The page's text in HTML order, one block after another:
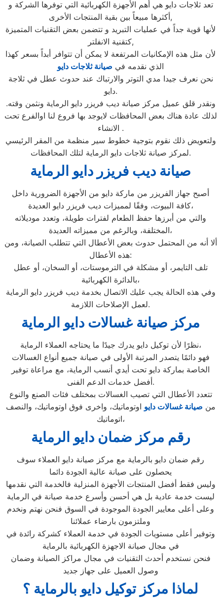
تعد ثلاجات دايو هي أهم الأجهزة الكهربائية التي توفرها الشركة و
أكثرها مبيعاً بين بقية المنتجات الأخرى,
لأنها قوية جداً في عمليات التبريد و تتضمن بعض التقنيات المتميزة
كتقنية الانفلتر,
لأن مثل هذه الإمكانيات المرتفعة لا يمكن أن تتوافر أبداً بسعر كهذا
الذي نقدمه في صيانة ثلاجات دايو
نحن نعرف جيدا مدي التوتر والارتباك عند حدوث عطل في ثلاجة
دايو.
ونقدر قلق عميل مركز صيانة ديب فريزر دايو الرماية ونثمن وقته.
لذلك عادة هناك بعض المحافظات لايوجد بها فروع لنا اوالفرع تحت
الانشاء .
ولتعويض ذلك نقوم بتوجية خطوط سير منظمة من المقر الرئيسي
لمركز صيانة ثلاجات دايو الرماية لتلك المحافظات.
صيانة ديب فريزر دايو الرماية
أصبح جهاز الفريزر من ماركة دايو من الأجهزة الضرورية داخل
كافة البيوت، وفقًا لمميزات ديب فريزر دايو العديدة،
والتي من أبرزها حفظ الطعام لفترات طويلة، وتعدد موديلاته
المختلفة، وبالرغم من مميزاته العديدة،
ألا أنه من المحتمل حدوث بعض الأعطال التي تتطلب الصيانة، ومن
هذه الأعطال:
تلف التايمر، أو مشكلة في الترموستات، أو السخان، أو عطل
بالدائرة الكهربائية،
وفي هذه الحالة يجب عليك الاتصال بخدمة ديب فريزر دايو الرماية
لعمل الإصلاحات اللازمة.
مركز صيانة غسالات دايو الرماية
نظرًا لأن توكيل دايو يدرك جيدًا ما يحتاجه العملاء الرماية،
فهو دائمًا يتصدر المرتبة الأولى في صيانة جميع أنواع الغسالات
الخاصة بماركة دايو تحت أيدي أنسب الرماية، مع مراعاة توفير
أفضل خدمات الدعم الفنى.
تتعدد الأعطال التي تصيب الغسالات بمختلف فئات الصنع والنوع
من صيانة غسالات دايو اوتوماتيك، واخرى فوق اوتوماتيك، والنصف
اتوماتيك،
رقم مركز ضمان دايو الرماية
رقم ضمان دايو بالرماية مع مركز صيانة دايو العملاء سوف
يحصلون على صيانة عالية الجودة دائما
وليس فقط أفضل المنتجات الأجهزة المنزلية فالخدمة التي نقدمها
ليست خدمة عادية بل هي أحسن وأسرع خدمة صيانة في الرماية
وعلى أعلى معايير الجودة الموجودة في السوق فنحن نهتم ونخدم
وملتزمون بارضاء عملائنا
وتوفير أعلى مستويات الجودة في خدمة العملاء كشركة رائدة في
في مجال صيانة الاجهزة الكهربائية بالرماية
فنحن نستخدم أحدث التقنيات في مجال مراكز الصيانة وضمان
وصول العميل على جهاز جديد
لماذا مركز توكيل دايو بالرماية ؟